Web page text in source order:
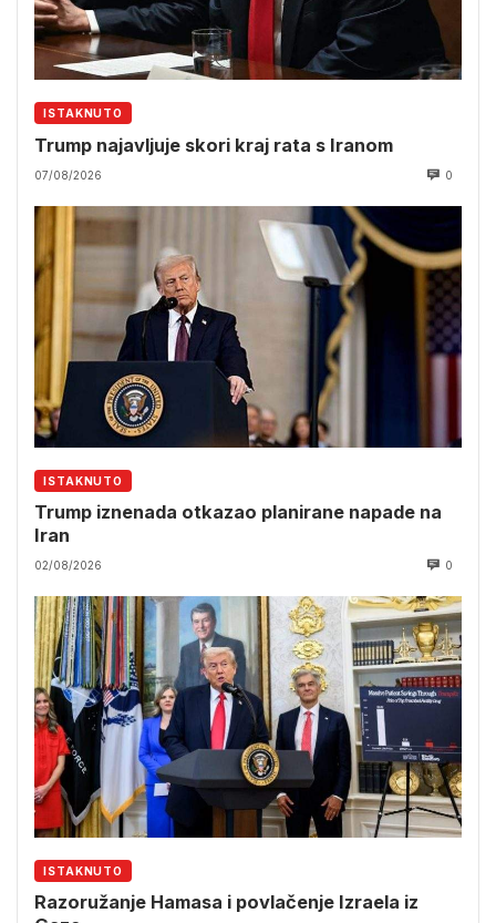
ISTAKNUTO
Trump najavljuje skori kraj rata s Iranom
07/08/2026 0
ISTAKNUTO
Trump iznenada otkazao planirane napade na
Iran
02/08/2026 0
ISTAKNUTO
Razoružanje Hamasa i povlačenje Izraela iz